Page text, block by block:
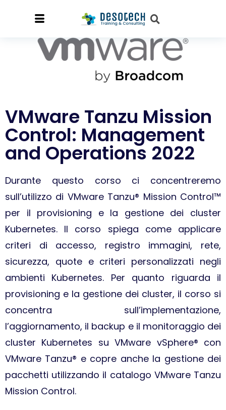
VMware Tanzu Mission
Control: Management
and Operations 2022
Durante questo corso ci concentreremo
sull’utilizzo di VMware Tanzu® Mission Control™
per il provisioning e la gestione dei cluster
Kubernetes. Il corso spiega come applicare
criteri di accesso, registro immagini, rete,
sicurezza, quote e criteri personalizzati negli
ambienti Kubernetes. Per quanto riguarda il
provisioning e la gestione dei cluster, il corso si
concentra sull’implementazione,
l’aggiornamento, il backup e il monitoraggio dei
cluster Kubernetes su VMware vSphere® con
VMware Tanzu® e copre anche la gestione dei
pacchetti utilizzando il catalogo VMware Tanzu
Mission Control.